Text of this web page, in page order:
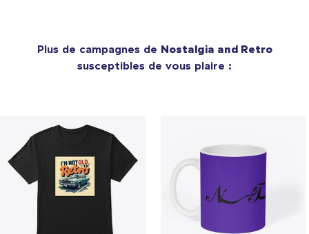
Plus de campagnes de Nostalgia and Retro
susceptibles de vous plaire :